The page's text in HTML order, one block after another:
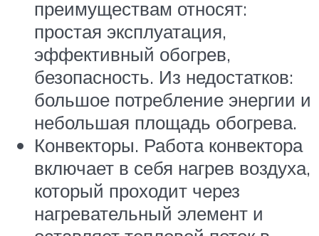
преимуществам относят:
простая эксплуатация,
эффективный обогрев,
безопасность. Из недостатков:
большое потребление энергии и
небольшая площадь обогрева.
Конвекторы. Работа конвектора
включает в себя нагрев воздуха,
который проходит через
нагревательный элемент и